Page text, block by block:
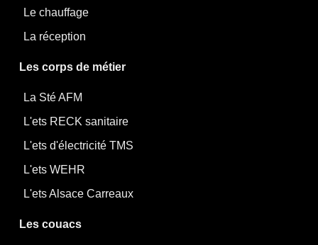
Le chauffage
La réception
Les corps de métier
La Sté AFM
L'ets RECK sanitaire
L'ets d'électricité TMS
L'ets WEHR
L'ets Alsace Carreaux
Les couacs